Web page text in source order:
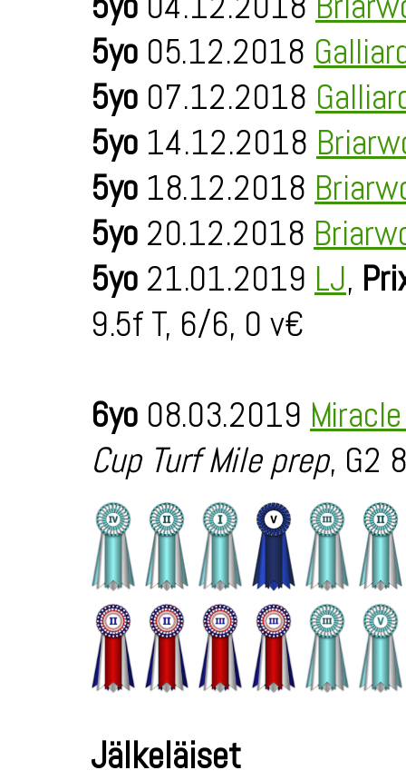
5yo 05.12.2018
5yo 07.12.2018
5yo 14.12.2018
5yo 18.12.2018
5yo 20.12.2018
5yo 21.01.2019 LJ,
9.5f T, 6/6, 0 v€
6yo 08.03.2019
Cup Turf Mile prep, G2
Jälkeläiset